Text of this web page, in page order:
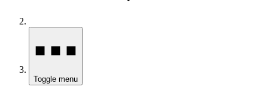
Toggle menu